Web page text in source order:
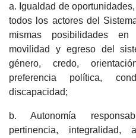
a. Igualdad de
todos los actores del
mismas posibilidades
movilidad y egreso del
género, credo,
preferencia política,
discapacidad;
b. Autonomía
pertinencia, integralidad,